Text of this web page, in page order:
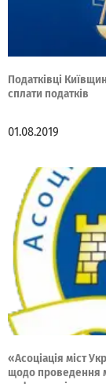
Податківці
сплати податків
01.08.2019
«Асоціація міст
щодо проведення